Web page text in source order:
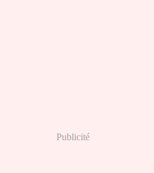
Publicité